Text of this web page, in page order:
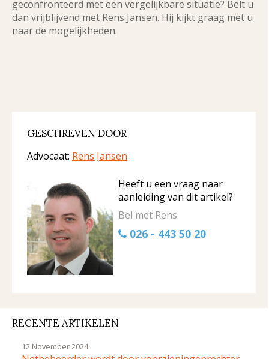
geconfronteerd met een vergelijkbare situatie? Belt u
dan vrijblijvend met Rens Jansen. Hij kijkt graag met u
naar de mogelijkheden.
GESCHREVEN DOOR
Advocaat: Rens Jansen
Heeft u een vraag naar
aanleiding van dit artikel?
Bel met Rens
026 - 443 50 20
RECENTE ARTIKELEN
12 November 2024